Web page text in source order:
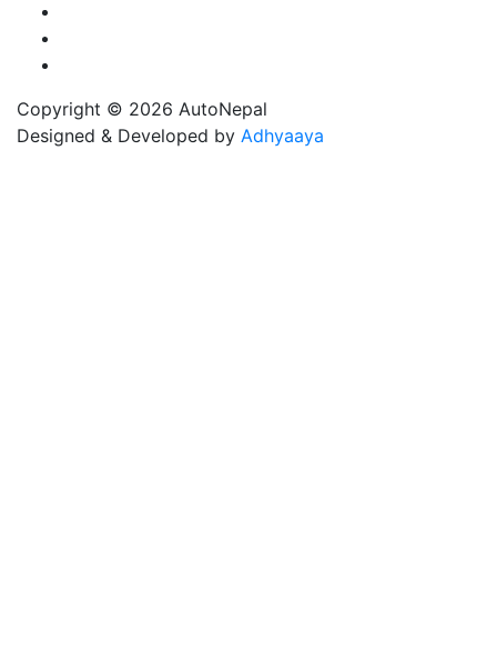
Copyright © 2026 AutoNepal
Designed & Developed by Adhyaaya